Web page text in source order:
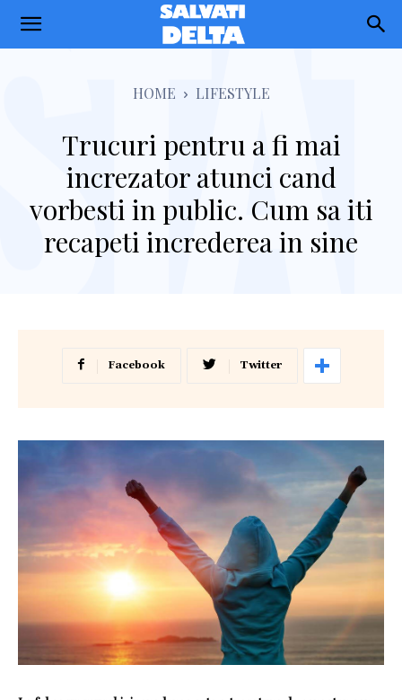
Salvati
HOME LIFESTYLE
Trucuri pentru a fi mai
increzator atunci cand
vorbesti in public. Cum sa iti
recapeti increderea in sine
Facebook Twitter